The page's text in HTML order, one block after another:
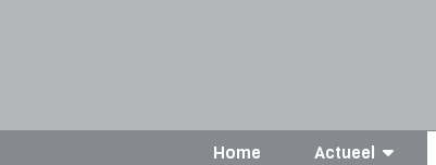
Home Actueel